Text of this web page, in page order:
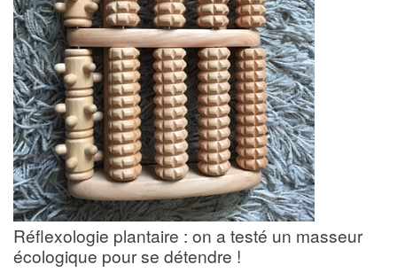
Réflexologie plantaire : on a testé un masseur
écologique pour se détendre !